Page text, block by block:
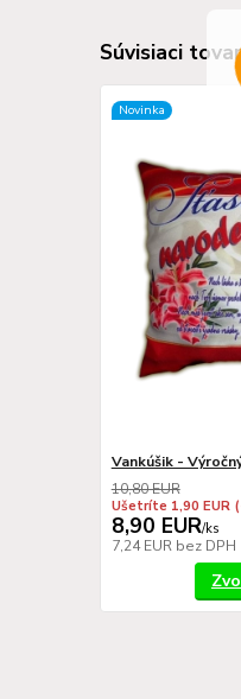
Súvisiaci
Novinka
Vankúšik -
10,80 EUR
Ušetríte 1,90 EUR
8,90 EUR/ks
7,24 EUR bez DPH